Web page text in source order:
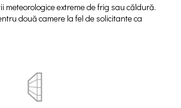
extreme de frig sau căldură.
două camere la fel de solicitante ca